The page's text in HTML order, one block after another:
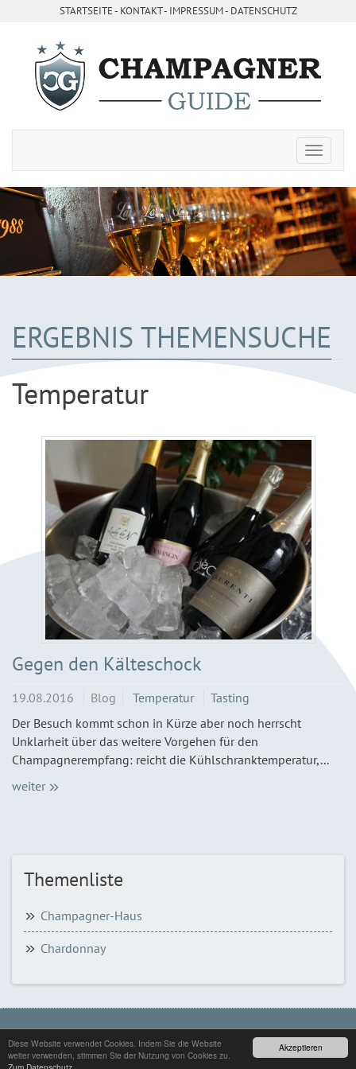
Akzeptieren
Diese Website verwendet Cookies. Indem Sie die Website
weiter verwenden, stimmen Sie der Nutzung von Cookies zu.
STARTSEITE- ­ KONTAKT- ­ IMPRESSUM- DATENSCHUTZ
ERGEBNIS THEMENSUCHE
Temperatur
Gegen den Kälteschock
19.08.2016 Blog Temperatur
Tasting
Der Besuch kommt schon in Kürze aber noch herrscht
Unklarheit über das weitere Vorgehen für den
Champagnerempfang: reicht die Kühlschranktemperatur,...
weiter
Themenliste
Champagner-Haus
Chardonnay
© COPYRIGHT 2026 - CHAMPAGNER GUIDE
STARTSEITE- ­KONTAKT- ­ IMPRESSUM-DATENSCHUTZ